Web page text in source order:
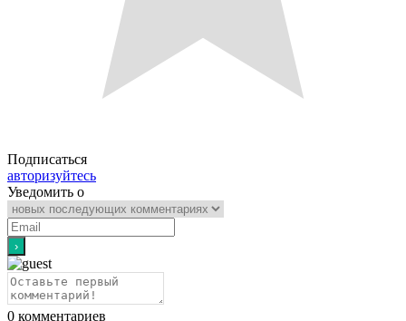
Подписаться
авторизуйтесь
Уведомить о
0 комментариев